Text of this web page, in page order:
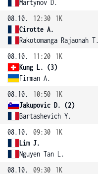
Martynov D.
08.10.
12:30
1K
Cirotte A.
Rakotomanga Rajaonah T.
08.10.
11:20
1K
Kung L. (3)
Firman A.
08.10.
10:50
1K
Jakupovic D. (2)
Bartashevich Y.
08.10.
09:30
1K
Lim J.
Nguyen Tan L.
08.10.
09:30
1K